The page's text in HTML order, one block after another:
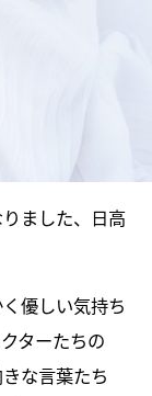
ました、日高
優しい気持ち
ターたちの
な言葉たち